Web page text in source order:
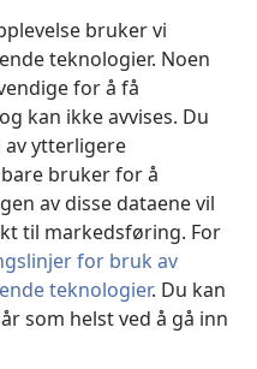
bruker vi
teknologier. Noen
for å få
kan ikke avvises. Du
av ytterligere
bruker for å
av disse dataene vil
til markedsføring. For
for bruk av
teknologier. Du kan
som helst ved å gå inn
med at filisterne kom til
hans fortalte så dette til
å bli kongens
utløpt, 27
dro
og slo i hjel 200
forhudene deres til
svigersønn. Saul
til kone. e 28 Saul
f og at hans datter
at Saul ble enda
Davids fiende resten